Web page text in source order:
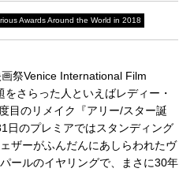
Awards Around the World in 2018
祭Venice International Film
をさらった人といえばレディー・
目のリメイク『アリー/スター誕
日のプレミアではスタンディング
ザーがふんだんにあしらわれたヴ
ールのイヤリングで、まさに30年